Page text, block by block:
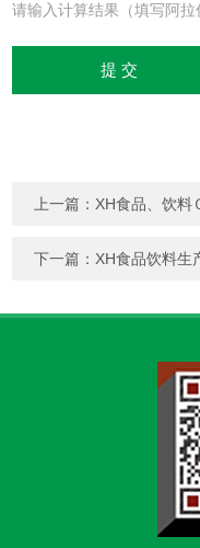
请输入计算结果（填写阿
上一篇：XH食品、饮料
下一篇：XH食品饮料生